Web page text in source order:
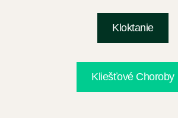
Kloktanie
Kliešťové Choroby